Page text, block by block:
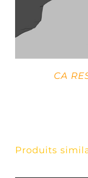
CA
Produits